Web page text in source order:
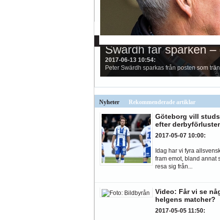
Allsvenskan
DIF Elfsborg IFK Gbg
Superettan
Kalmar FF rustar upp
2020-02-04 14:52:
Den förra säsongen i Allsvenskan höll på
Swärdh får sparken
2017-06-13 10:54:
Peter Swärdh sparkas från posten som
Nyheter Rekommenderade artiklar
Göteborg vill
efter
2017-05-07 10:00:
Idag har vi fyra
fram emot, bland annat
resa sig från...
Video: Får vi se
helgens matcher?
2017-05-05 11:50: